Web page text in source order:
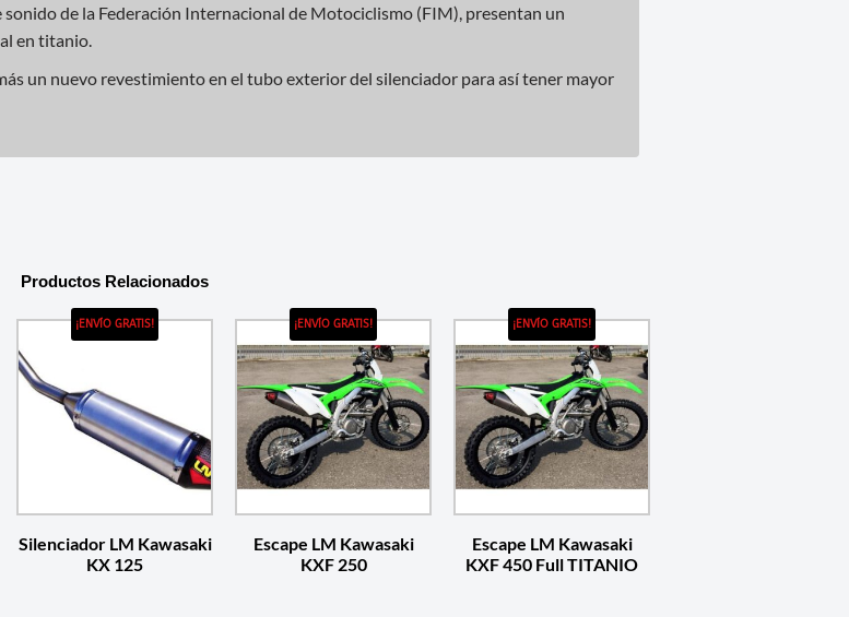
sonido de la Federación Internacional de Motociclismo (FIM), presentan un
en titanio.
un nuevo revestimiento en el tubo exterior del silenciador para así tener mayor
Productos Relacionados
¡ENVÍO GRATIS!
Silenciador LM Kawasaki
KX 125
¡ENVÍO GRATIS!
Escape LM Kawasaki
KXF 250
¡ENVÍO GRATIS!
Escape LM Kawasaki
KXF 450 Full TITANIO